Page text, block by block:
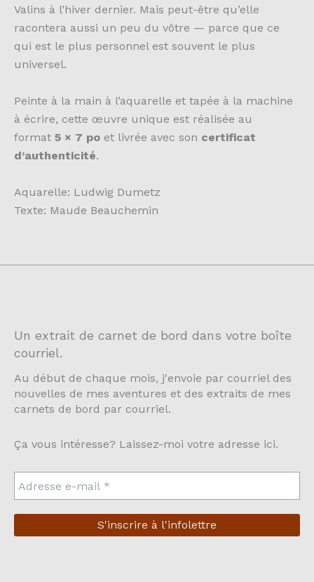
Valins à l’hiver dernier. Mais peut-être qu’elle
racontera aussi un peu du vôtre — parce que ce
qui est le plus personnel est souvent le plus
universel.
Peinte à la main à l’aquarelle et tapée à la machine
à écrire, cette œuvre unique est réalisée au
format 5 × 7 po et livrée avec son certificat
d’authenticité.
Aquarelle: Ludwig Dumetz
Texte: Maude Beauchemin
Un extrait de carnet de bord dans votre boîte
courriel.
Au début de chaque mois, j'envoie par courriel des
nouvelles de mes aventures et des extraits de mes
carnets de bord par courriel.
Ça vous intéresse? Laissez-moi votre adresse ici.